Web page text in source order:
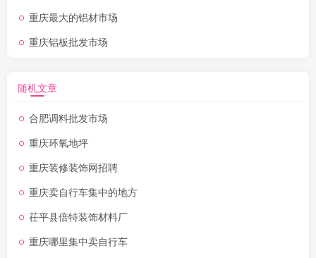
重庆最大的铝材市场
重庆铝板批发市场
随机文章
合肥调料批发市场
重庆环氧地坪
重庆装修装饰网招聘
重庆卖自行车集中的地方
茌平县倍特装饰材料厂
重庆哪里集中卖自行车